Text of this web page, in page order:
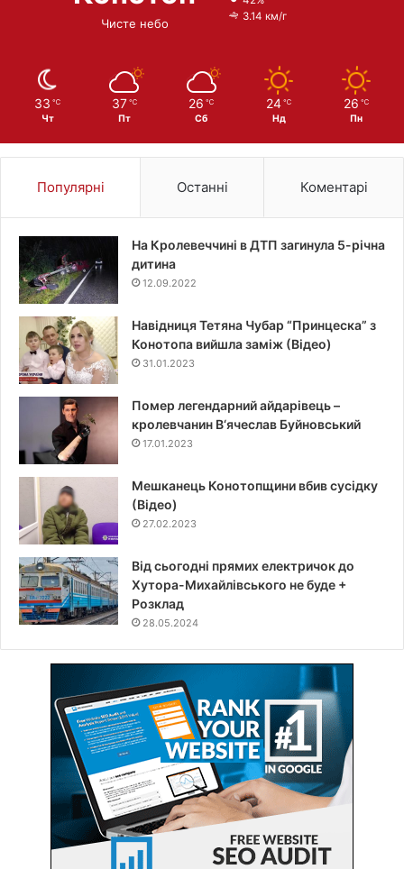
Чисте небо
3.14 км/г
33 ℃
Чт
37 ℃
Пт
26 ℃
Сб
24 ℃
Нд
26 ℃
Пн
Популярні Останні Коментарі
На Кролевеччині в ДТП загинула 5-річна
дитина
12.09.2022
Навідниця Тетяна Чубар “Принцеска” з
Конотопа вийшла заміж (Відео)
31.01.2023
Помер легендарний айдарівець –
кролевчанин В‘ячеслав Буйновський
17.01.2023
Мешканець Конотопщини вбив сусідку
(Відео)
27.02.2023
Від сьогодні прямих електричок до
Хутора-Михайлівського не буде +
Розклад
28.05.2024